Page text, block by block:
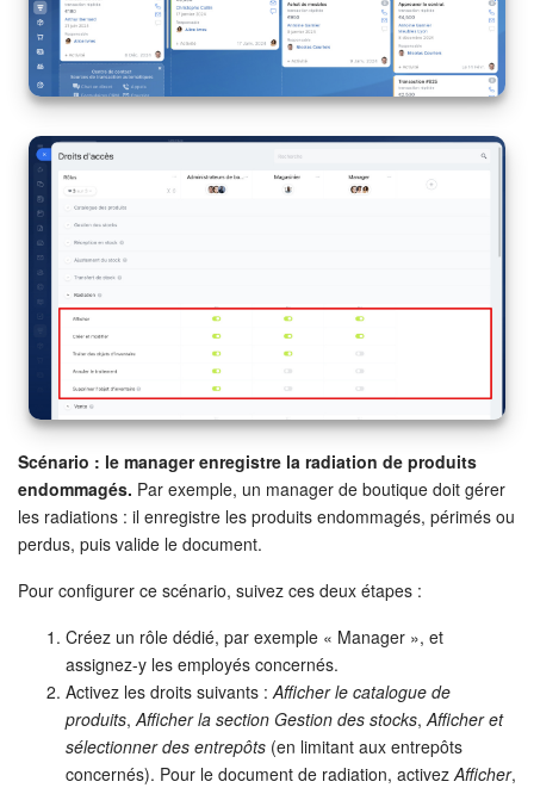
Automatisation
Processus d’entreprise
CRM + Boutique en ligne
Marketing
Entreprise
Market (Applications)
Centre de contact
Paramètres
Widget de l'employé
Téléphonie
Réseau de succursales
Bitrix24 Messenger
Questions générales
Scénario : le manager enregistre la radiation de produits
endommagés. Par exemple, un manager de boutique doit gérer
les radiations : il enregistre les produits endommagés, périmés ou
perdus, puis valide le document.
Pour configurer ce scénario, suivez ces deux étapes :
Créez un rôle dédié, par exemple « Manager », et
assignez-y les employés concernés.
Activez les droits suivants : Afficher le catalogue de
produits, Afficher la section Gestion des stocks, Afficher et
sélectionner des entrepôts (en limitant aux entrepôts
concernés). Pour le document de radiation, activez Afficher,